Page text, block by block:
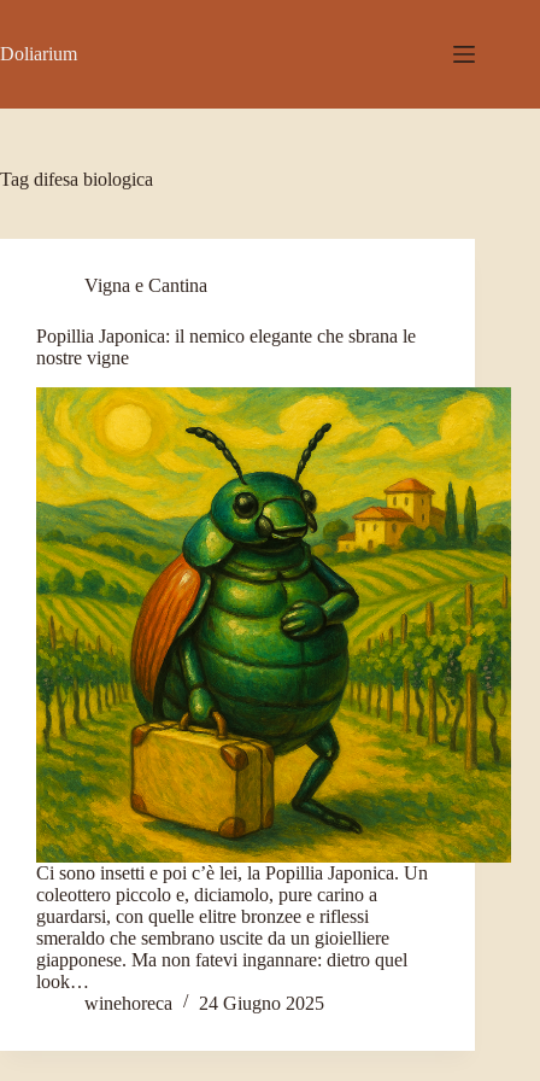
contenuto
Doliarium
Tag difesa biologica
Vigna e Cantina
Popillia Japonica: il nemico elegante che sbrana le
nostre vigne
Ci sono insetti e poi c’è lei, la Popillia Japonica. Un
coleottero piccolo e, diciamolo, pure carino a
guardarsi, con quelle elitre bronzee e riflessi
smeraldo che sembrano uscite da un gioielliere
giapponese. Ma non fatevi ingannare: dietro quel
look…
winehoreca
24 Giugno 2025